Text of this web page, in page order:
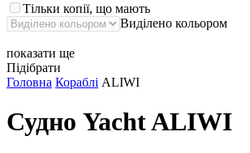
Тільки копії, що мають
Виділено кольором
показати ще
Підібрати
Головна Кораблі ALIWI
Судно YachtALIWI